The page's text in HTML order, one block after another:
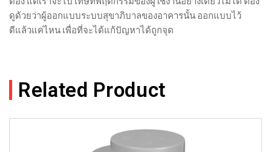
ดูด้วยว่าผู้ออกแบบระบบสุขาภิบาลของอาคารนั้น ออกแบบไว้
ดีแล้วแค่ไหน เพื่อที่จะได้แก้ปัญหาได้ถูกจุด
Related Product